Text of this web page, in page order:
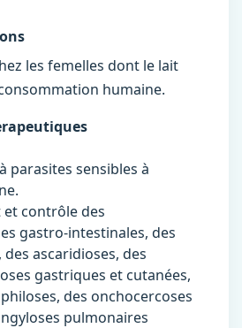
les femelles dont le lait
humaine.
parasites sensibles à
contrôle des
gastro-intestinales, des
des ascaridioses, des
gastriques et cutanées,
des onchocercoses
pulmonaires